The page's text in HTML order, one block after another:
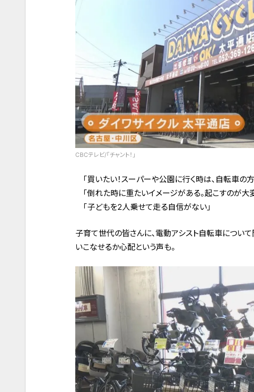
CBCテレビ/「チャント！」
「買いたい！スーパーや公園に行く時は、自転車の
「倒れた時に重たいイメージがある。起こすのが大
「子どもを2人乗せて走る自信がない」
子育て世代の皆さんに、電動アシスト自転車につい
いこなせるか心配という声も。